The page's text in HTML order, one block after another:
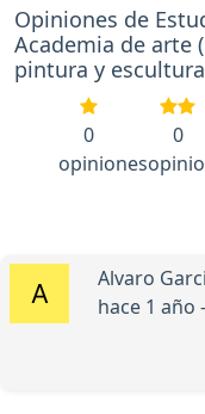
Opiniones de
Academia de arte
pintura y
0
opiniones
0
Alvaro
hace 1 año -